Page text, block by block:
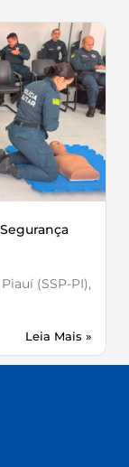
(SSP-PI),
Leia Mais »